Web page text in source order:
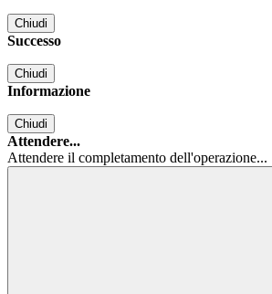
Chiudi
Successo
Chiudi
Informazione
Chiudi
Attendere...
Attendere il completamento dell'operazione...